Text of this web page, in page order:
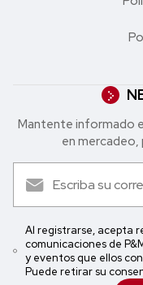
Mantente informado
en mercadeo,
Al registrarse, acepta
comunicaciones de
y eventos que ellos
Puede retirar su